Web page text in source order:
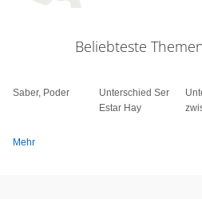
Beliebteste
Saber, Poder
Unterschied Ser
Estar Hay
Mehr